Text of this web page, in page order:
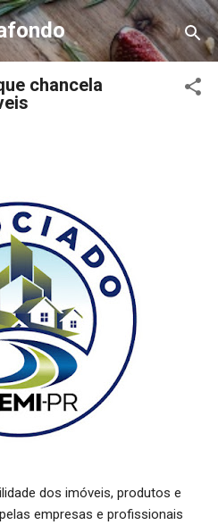
principal
chancela
dos imóveis, produtos e
empresas e profissionais